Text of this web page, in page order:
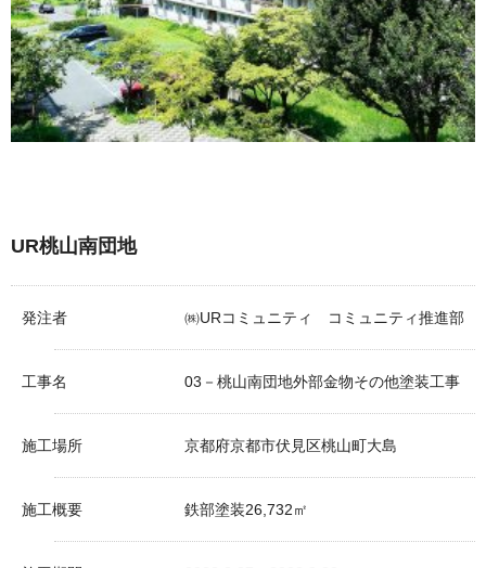
UR桃山南団地
発注者 ㈱URコミュニティ コミュニティ推進部
工事名 03－桃山南団地外部金物その他塗装工事
施工場所 京都府京都市伏見区桃山町大島
施工概要 鉄部塗装26,732㎡